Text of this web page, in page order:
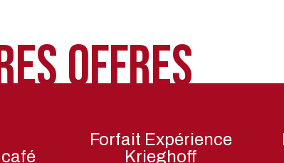
offres
Forfait Expérience
Krieghoff